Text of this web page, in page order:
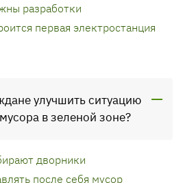
разработки
первая электростанция
улучшить ситуацию
в зеленой зоне?
дворники
после себя мусор